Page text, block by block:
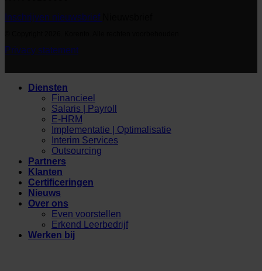
Inschrijven nieuwsbrief
Privacy statement
Diensten
Financieel
Salaris | Payroll
E-HRM
Implementatie | Optimalisatie
Interim Services
Outsourcing
Partners
Klanten
Certificeringen
Nieuws
Over ons
Even voorstellen
Erkend Leerbedrijf
Werken bij